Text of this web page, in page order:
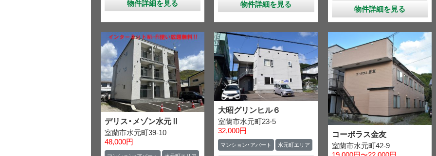
物件詳細を見る 物件詳細を見る 物件詳細を見る
デリス・メゾン水元Ⅱ
室蘭市水元町39-10
48,000円
大昭グリンヒル６
室蘭市水元町23-5
32,000円
マンション・アパート 水元町エリア
コーポラス金友
室蘭市水元町42-9